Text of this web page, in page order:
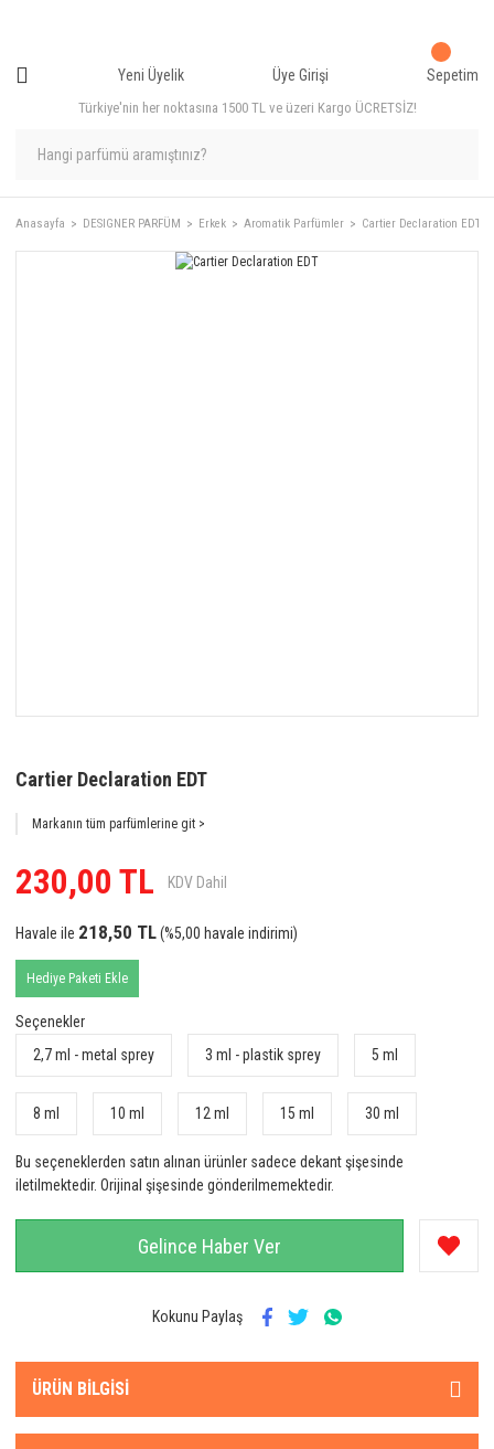
Türkiye'nin her noktasına 1500 TL ve üzeri Kargo ÜCRETSİZ!
Yeni Üyelik Üye Girişi Sepetim
Anasayfa DESIGNER PARFÜM Erkek Aromatik Parfümler Cartier Declaration EDT
Cartier Declaration EDT
Markanın tüm parfümlerine git >
230,00 TL KDV Dahil
Havale ile 218,50 TL(%5,00 havale indirimi)
Hediye Paketi Ekle
Seçenekler
2,7 ml - metal sprey
3 ml - plastik sprey 5 ml
8 ml 10 ml 12 ml 15 ml 30 ml
Bu seçeneklerden satın alınan ürünler sadece dekant şişesinde
iletilmektedir. Orijinal şişesinde gönderilmemektedir.
Gelince Haber Ver
Kokunu Paylaş
ÜRÜN BILGISI